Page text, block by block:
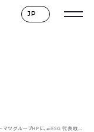
JP
HPに、aiESG 代表取締役馬奈木とCEO関の対談が掲載されました。